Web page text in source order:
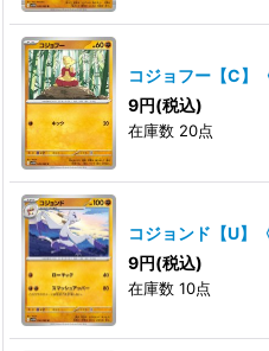
コジョフー【C
9円(税込)
在庫数 20点
コジョンド【U
9円(税込)
在庫数 10点